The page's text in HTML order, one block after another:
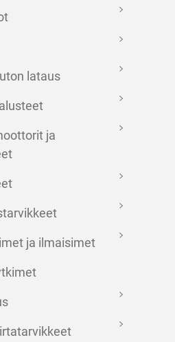
lataus
ja
ja ilmaisimet